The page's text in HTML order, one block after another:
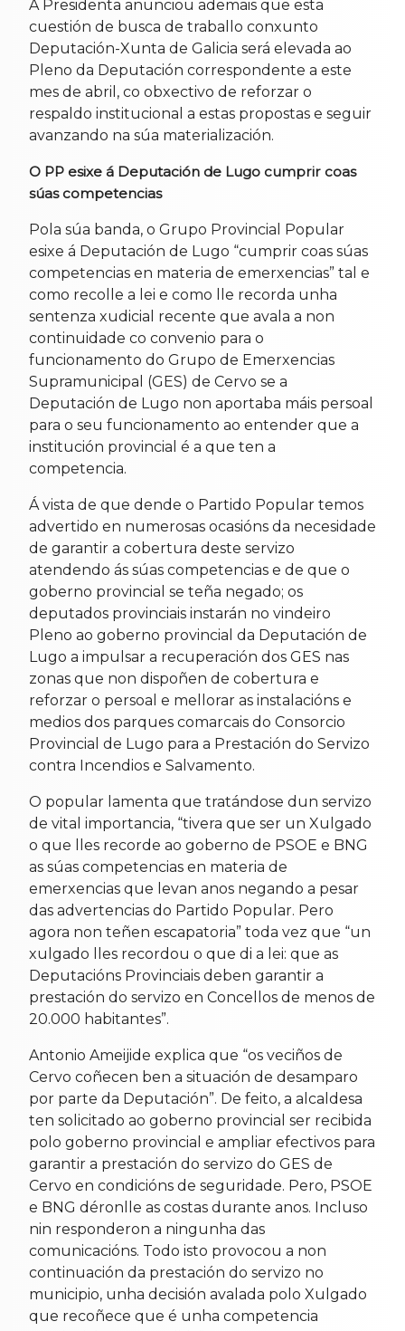
A Presidenta anunciou ademais que esta
cuestión de busca de traballo conxunto
Deputación-Xunta de Galicia será elevada ao
Pleno da Deputación correspondente a este
mes de abril, co obxectivo de reforzar o
respaldo institucional a estas propostas e seguir
avanzando na súa materialización.
O PP esixe á Deputación de Lugo cumprir coas
súas competencias
Pola súa banda, o Grupo Provincial Popular
esixe á Deputación de Lugo “cumprir coas súas
competencias en materia de emerxencias” tal e
como recolle a lei e como lle recorda unha
sentenza xudicial recente que avala a non
continuidade co convenio para o
funcionamento do Grupo de Emerxencias
Supramunicipal (GES) de Cervo se a
Deputación de Lugo non aportaba máis persoal
para o seu funcionamento ao entender que a
institución provincial é a que ten a
competencia.
Á vista de que dende o Partido Popular temos
advertido en numerosas ocasións da necesidade
de garantir a cobertura deste servizo
atendendo ás súas competencias e de que o
goberno provincial se teña negado; os
deputados provinciais instarán no vindeiro
Pleno ao goberno provincial da Deputación de
Lugo a impulsar a recuperación dos GES nas
zonas que non dispoñen de cobertura e
reforzar o persoal e mellorar as instalacións e
medios dos parques comarcais do Consorcio
Provincial de Lugo para a Prestación do Servizo
contra Incendios e Salvamento.
O popular lamenta que tratándose dun servizo
de vital importancia, “tivera que ser un Xulgado
o que lles recorde ao goberno de PSOE e BNG
as súas competencias en materia de
emerxencias que levan anos negando a pesar
das advertencias do Partido Popular. Pero
agora non teñen escapatoria” toda vez que “un
xulgado lles recordou o que di a lei: que as
Deputacións Provinciais deben garantir a
prestación do servizo en Concellos de menos de
20.000 habitantes”.
Antonio Ameijide explica que “os veciños de
Cervo coñecen ben a situación de desamparo
por parte da Deputación”. De feito, a alcaldesa
ten solicitado ao goberno provincial ser recibida
polo goberno provincial e ampliar efectivos para
garantir a prestación do servizo do GES de
Cervo en condicións de seguridade. Pero, PSOE
e BNG déronlle as costas durante anos. Incluso
nin responderon a ningunha das
comunicacións. Todo isto provocou a non
continuación da prestación do servizo no
municipio, unha decisión avalada polo Xulgado
que recoñece que é unha competencia